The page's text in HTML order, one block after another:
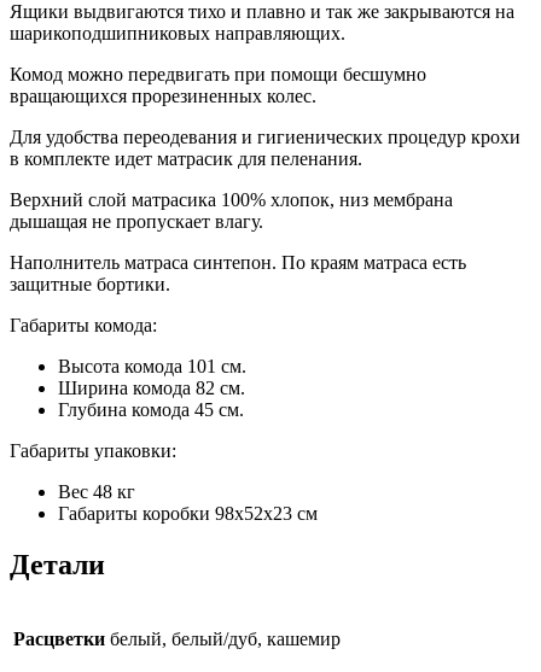
Ящики выдвигаются тихо и плавно и так же закрываются на
шарикоподшипниковых направляющих.
Комод можно передвигать при помощи бесшумно
вращающихся прорезиненных колес.
Для удобства переодевания и гигиенических процедур крохи
в комплекте идет матрасик для пеленания.
Верхний слой матрасика 100% хлопок, низ мембрана
дышащая не пропускает влагу.
Наполнитель матраса синтепон. По краям матраса есть
защитные бортики.
Габариты комода:
Высота комода 101 см.
Ширина комода 82 см.
Глубина комода 45 см.
Габариты упаковки:
Вес 48 кг
Габариты коробки 98х52х23 см
Детали
Расцветки белый, белый/дуб, кашемир